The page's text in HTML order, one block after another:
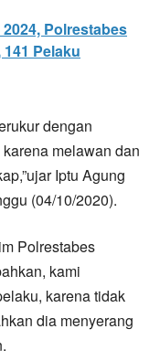
Polrestabes
Pelaku
dengan
melawan dan
Iptu Agung
(04/10/2020).
Polrestabes
kami
karena tidak
dia menyerang